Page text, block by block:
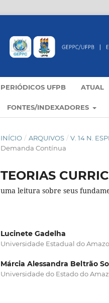
PERIÓDICOS UFPB ATUAL
FONTES/INDEXADORES
INÍCIO / ARQUIVOS / V. 14 N.
Demanda Contínua
TEORIAS
uma leitura sobre seus
Lucinete Gadelha
Universidade Estadual do
Márcia Alessandra Beltrão
Universidade do Estado do